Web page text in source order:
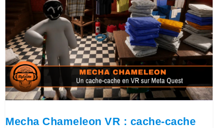
Mecha Chameleon VR : cache-cache